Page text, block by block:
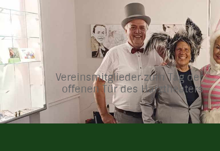
Vereinsmitglieder zum Tag der
offenen Tür des Harztheaters